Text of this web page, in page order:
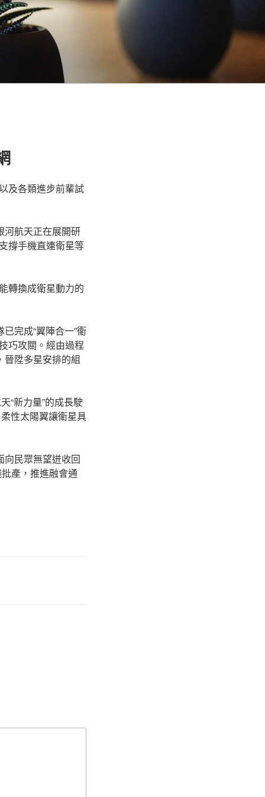
及各類進步前輩試
河航天正在展開研
撐手機直連衛星等
轉換成衛星動力的
完成“翼陣合一”衛
巧攻關。經由過程
晉陞多星安排的組
“新力量”的成長駛
性太陽翼讓衛星具
向民眾無望迸收回
產，推進融會通